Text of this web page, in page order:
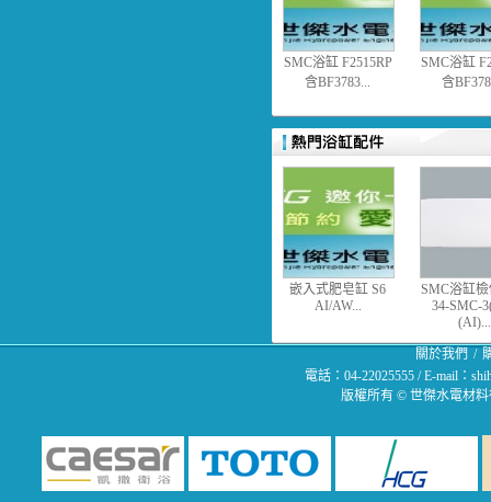
SMC浴缸 F2515RP
含BF3783...
SMC浴缸
含
嵌入式肥皂缸 S6
AI/AW...
SMC浴缸
34-SMC-
(AI)...
關於我們 /
電話：04-22025555 / E-mail：
版權所有 © 世傑水電材料